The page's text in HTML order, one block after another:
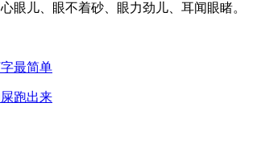
眼儿、眼不着砂、眼力劲儿、耳闻眼睹。
最简单
跑出来